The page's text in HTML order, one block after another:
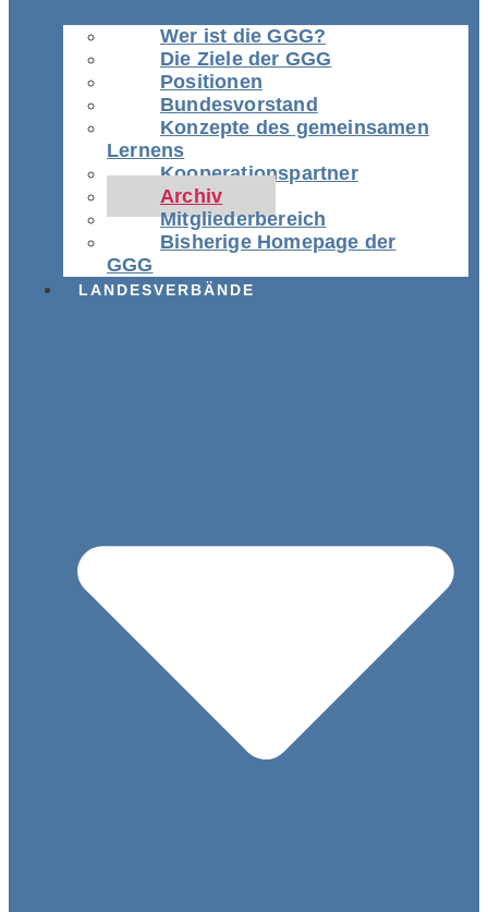
Wer ist die GGG?
Die Ziele der GGG
Positionen
Bundesvorstand
Konzepte des gemeinsamen
Lernens
Kooperationspartner
Archiv
Mitgliederbereich
Bisherige Homepage der
GGG
LANDESVERBÄNDE